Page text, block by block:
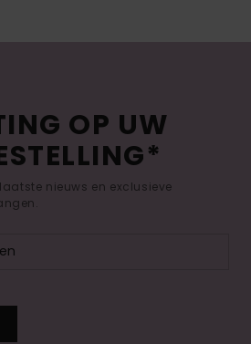
OP UW
nieuws en exclusieve